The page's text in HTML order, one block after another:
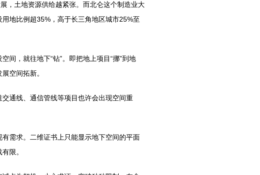
土地资源供给越紧张。而北仑这个制造业大
地比例超35%，高于长三角地区城市25%至
，就往地下“钻”。即把地上项目“挪”到地
空间拓新。
通线、通信管线等项目也许会出现空间重
需求。二维证书上只能显示地下空间的平面
限。